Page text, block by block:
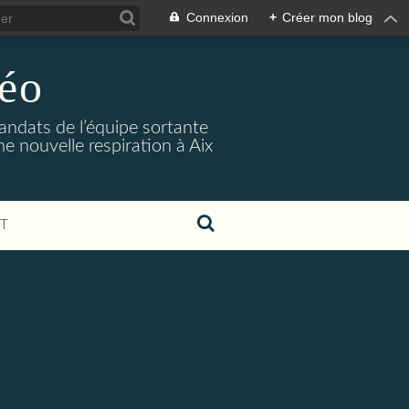
Connexion + Créer mon blog
de l’équipe sortante
nouvelle respiration à Aix